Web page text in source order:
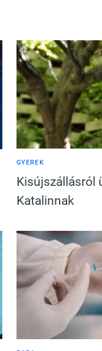
GYEREK
Kisújszállásról
Katalinnak